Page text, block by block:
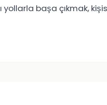
yollarla başa çıkmak,